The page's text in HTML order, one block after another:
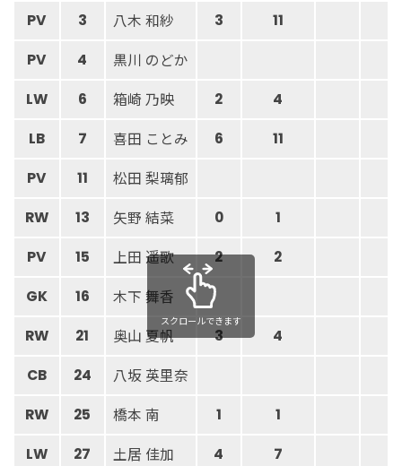
PV 3 八木 和紗 3 11
PV 4 黒川 のどか
LW 6 箱崎 乃映 2 4
LB 7 喜田 ことみ 6 11
PV 11 松田 梨璃郁
RW 13 矢野 結菜 0 1
PV 15 上田 遥歌 2 2
GK 16 木下 舞香
RW 21 奥山 夏帆 3 4
CB 24 八坂 英里奈
RW 25 橋本 南 1 1
LW 27 土居 佳加 4 7
スクロールできます